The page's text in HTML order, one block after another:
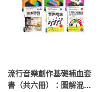
流行音樂創作基礎補血套
書（共六冊）：圖解混音